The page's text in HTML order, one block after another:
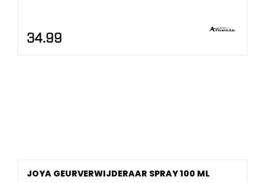
34.99
JOYA GEURVERWIJDERAAR SPRAY 100 ML